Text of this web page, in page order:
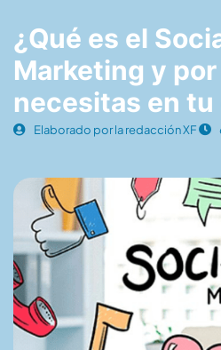
¿Qué es el
Marketing y
necesitas en tu
Elaborado por la redacción XF